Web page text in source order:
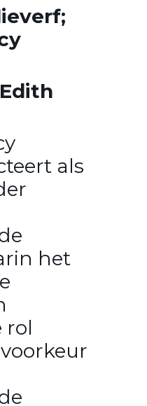
als
het
rol